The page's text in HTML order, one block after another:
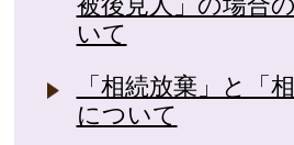
いて
「相続放棄」と「
について